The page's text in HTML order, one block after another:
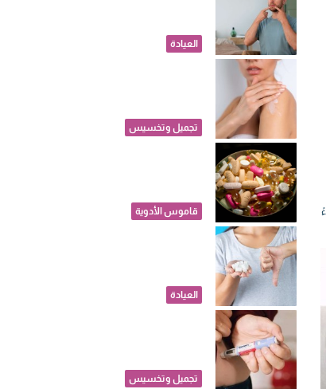
المريض اليومية؟
العيادة
تجميل وتخسيس
قاموس الأدوية
السكر يوميا؟
العيادة
تسبب ظهور "أذن
تجميل وتخسيس